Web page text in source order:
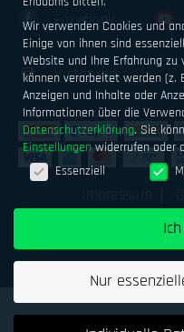
Facebook
Instagram
Geld verdienen mit
Wir verwenden Cookies und
Einige von ihnen sind
Website und Ihre Erfahrung zu
können verarbeitet werden (z.
Anzeigen und Inhalte oder
Informationen über die
Datenschutzerklärung. Sie
Einstellungen widerrufen oder
Datenschutzeinstellungen
Essenziell
Nur